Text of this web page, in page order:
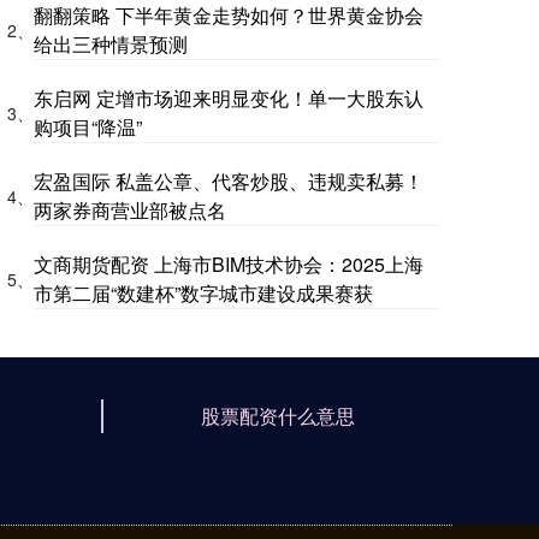
2、
翻翻策略 下半年黄金走势如何？世界黄金协会
给出三种情景预测
3、
东启网 定增市场迎来明显变化！单一大股东认
购项目“降温”
4、
宏盈国际 私盖公章、代客炒股、违规卖私募！
两家券商营业部被点名
5、
文商期货配资 上海市BIM技术协会：2025上海
市第二届“数建杯”数字城市建设成果赛获
股票配资什么意思